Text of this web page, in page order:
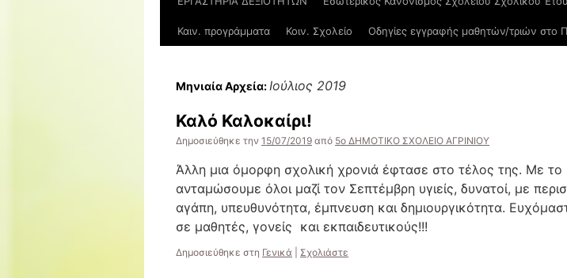
Καιν. προγράμματα Κοιν. Σχολείο Οδηγίες εγγραφής μαθητών/τριών στο
Μηνιαία Αρχεία:Ιούλιος 2019
Καλό Καλοκαίρι!
Δημοσιεύθηκε την 15/07/2019 από 5ο ΔΗΜΟΤΙΚΟ ΣΧΟΛΕΙΟ ΑΓΡΙΝΙΟΥ
Άλλη μια όμορφη σχολική χρονιά έφτασε στο τέλος της. Με
ανταμώσουμε όλοι μαζί τον Σεπτέμβρη υγιείς, δυνατοί, με
αγάπη, υπευθυνότητα, έμπνευση και δημιουργικότητα.
σε μαθητές, γονείς και εκπαιδευτικούς!!!
Δημοσιεύθηκε στη Γενικά Σχολιάστε